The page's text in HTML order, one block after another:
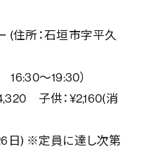
(住所：石垣市字平久
～19:30）
子供：¥2,160(消
日) ※定員に達し次第